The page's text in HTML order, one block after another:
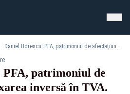
Daniel Udrescu: PFA, patrimoniul de afectațiune și taxarea inversă în TVA. Poate lipsa codului de TVA din preambulul actului să anuleze realitatea economică a tranzacției?
PFA, patrimoniul de
inversă în TVA.